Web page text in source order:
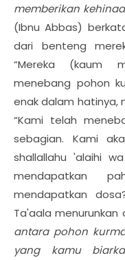
memberikan
(Ibnu Abbas)
dari benteng
“Mereka (kaum
menebang pohon
enak dalam hatinya,
“Kami telah
sebagian. Kami
shallallahu 'alaihi
mendapatkan
mendapatkan
Ta'aala menurunkan
antara pohon
yang kamu